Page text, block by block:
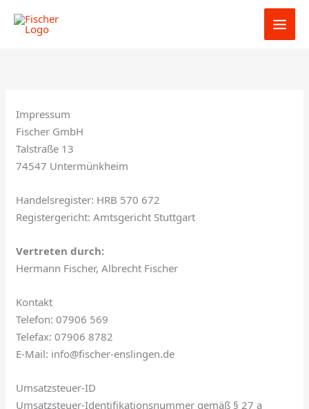
Inhalt
Impressum
Fischer GmbH
Talstraße 13
74547 Untermünkheim
Handelsregister: HRB 570 672
Registergericht: Amtsgericht Stuttgart
Vertreten durch:
Hermann Fischer, Albrecht Fischer
Kontakt
Telefon: 07906 569
Telefax: 07906 8782
E-Mail: info@fischer-enslingen.de
Umsatzsteuer-ID
Umsatzsteuer-Identifikationsnummer gemäß § 27 a